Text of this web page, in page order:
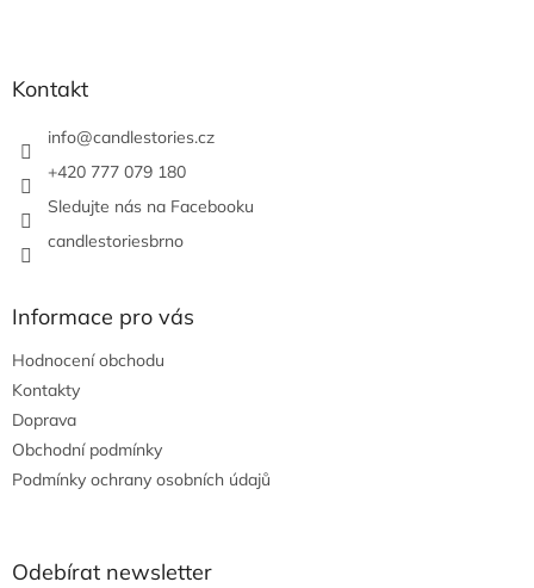
Kontakt
info@candlestories.cz
+420 777 079 180
Sledujte nás na Facebooku
candlestoriesbrno
Informace pro vás
Hodnocení obchodu
Kontakty
Doprava
Obchodní podmínky
Podmínky ochrany osobních údajů
Odebírat newsletter